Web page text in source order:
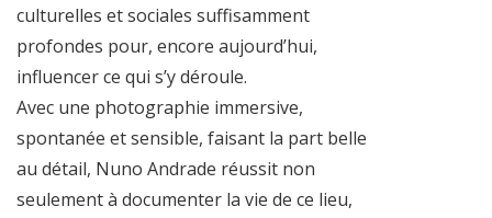
culturelles et sociales suffisamment
profondes pour, encore aujourd’hui,
influencer ce qui s’y déroule.
Avec une photographie immersive,
spontanée et sensible, faisant la part belle
au détail, Nuno Andrade réussit non
seulement à documenter la vie de ce lieu,